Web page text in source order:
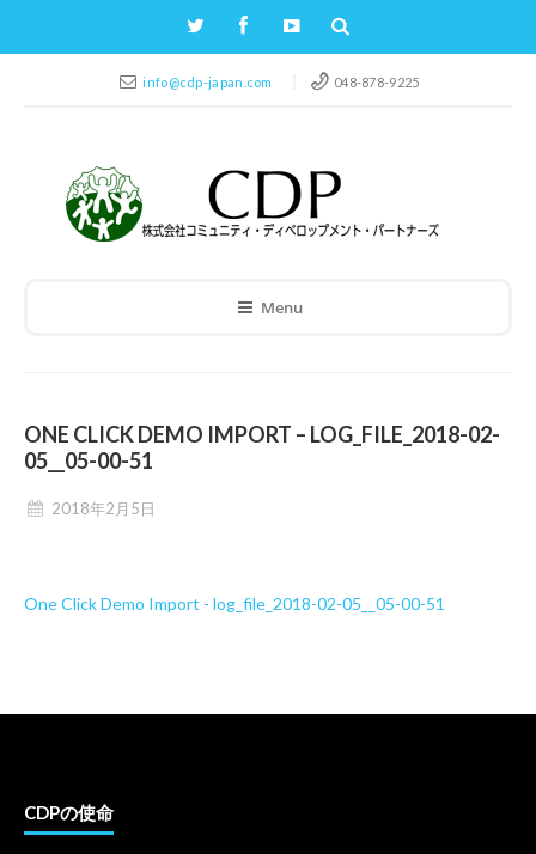
info@cdp-japan.com 048-878-9225
Menu
ONE CLICK DEMO IMPORT – LOG_FILE_2018-02-
05__05-00-51
2018年2月5日
One Click Demo Import - log_file_2018-02-05__05-00-51
CDPの使命